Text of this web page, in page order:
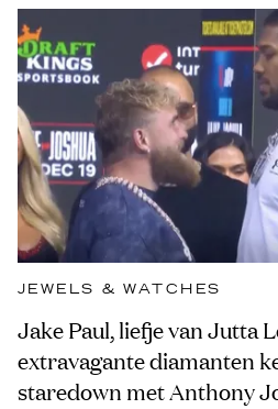
JEWELS & WATCHES
Jake Paul, liefje van Jutta
extravagante diamanten
staredown met Anthony